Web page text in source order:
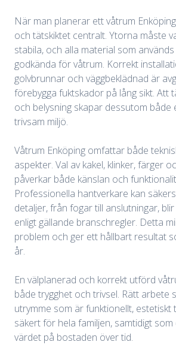
När man planerar ett våtrum
och tätskiktet centralt. Ytorna måste
stabila, och alla material som
godkända för våtrum. Korrekt
golvbrunnar och väggbeklädnad är
förebygga fuktskador på lång sikt. Att
och belysning skapar dessutom både
trivsam miljö.
Våtrum Enköping omfattar både
aspekter. Val av kakel, klinker, färger
påverkar både känslan och
Professionella hantverkare kan
detaljer, från fogar till anslutningar,
enligt gällande branschregler. Detta
problem och ger ett hållbart resultat
år.
En välplanerad och korrekt utförd
både trygghet och trivsel. Rätt arbete
utrymme som är funktionellt, estetiskt
säkert för hela familjen, samtidigt
värdet på bostaden över tid.